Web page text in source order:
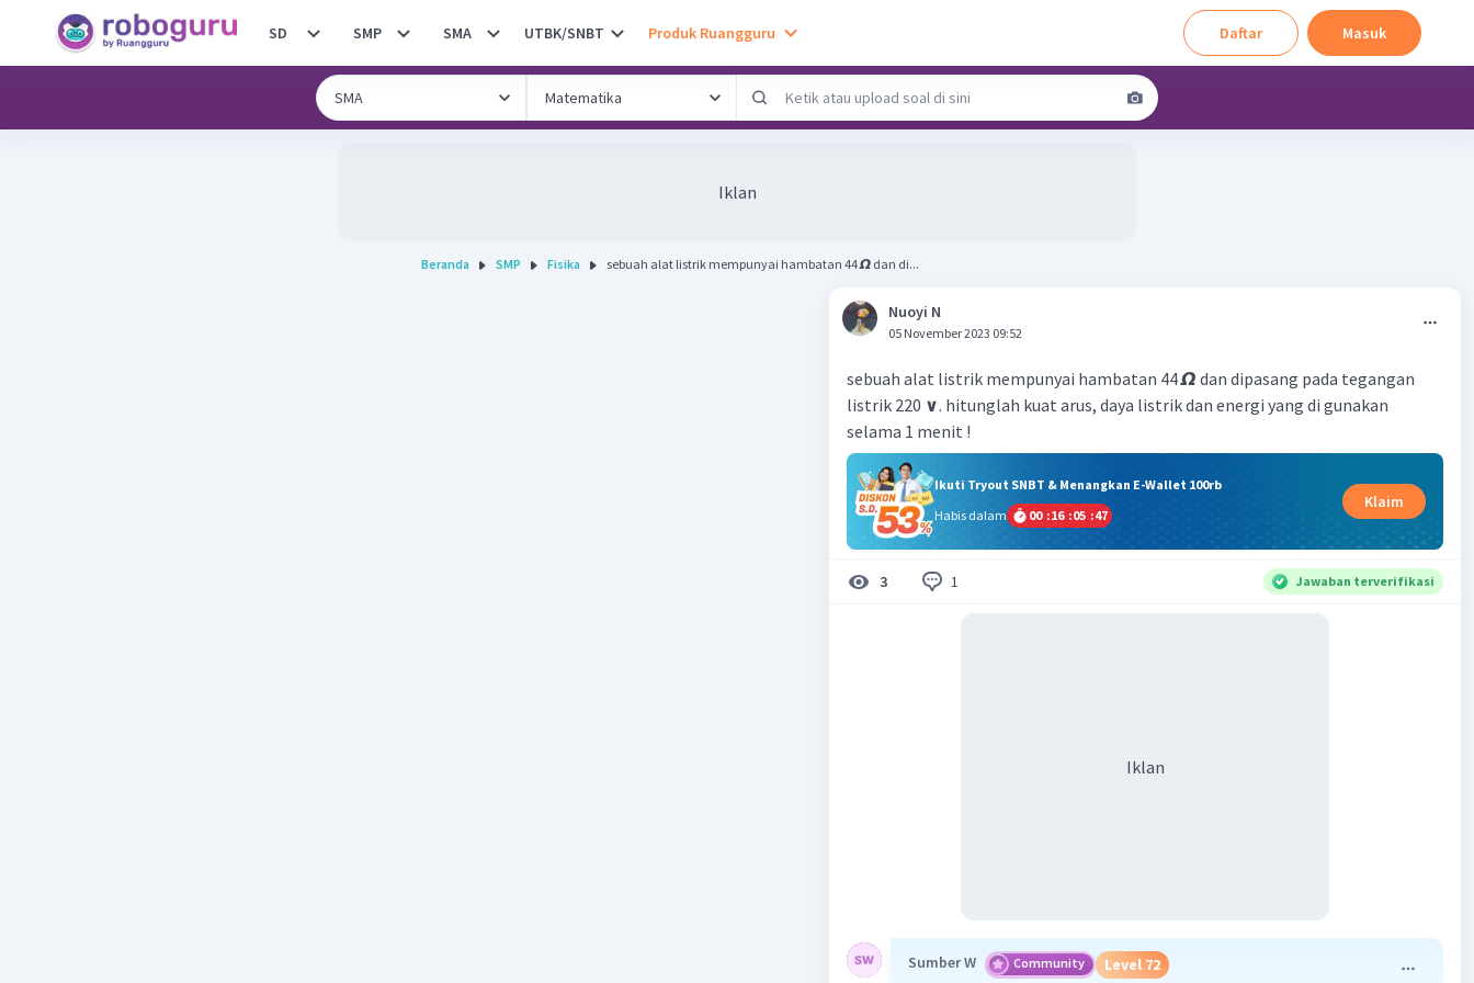
SD SMP SMA UTBK/SNBT Produk Ruangguru Daftar Masuk
Iklan
Beranda SMP Fisika sebuah alat listrik mempunyai hambatan 44 𝞨 dan di...
Nuoyi N
05 November 2023 09:52
sebuah alat listrik mempunyai hambatan 44 𝞨 dan dipasang pada tegangan
listrik 220 ∨. hitunglah kuat arus, daya listrik dan energi yang di gunakan
selama 1 menit !
Ikuti Tryout SNBT & Menangkan E-Wallet 100rb
Habis dalam
00 :16 :05 :47
Klaim
3 1 Jawaban terverifikasi
Iklan
Sumber W Community Level 72